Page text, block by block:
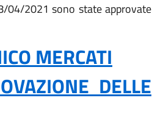
04/2021 sono state approvate
MERCATI
DELLE